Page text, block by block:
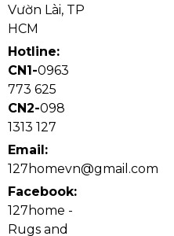
Vườn Lài, TP
HCM
Hotline:
CN1-0963
773 625
CN2-098
1313 127
Email:
127homevn@gmail.com
Facebook:
127home -
Rugs and